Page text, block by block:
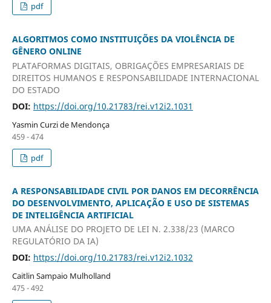
pdf
ALGORITMOS COMO INSTITUIÇÕES DA VIOLÊNCIA DE
GÊNERO ONLINE
PLATAFORMAS DIGITAIS, OBRIGAÇÕES EMPRESARIAIS DE
DIREITOS HUMANOS E RESPONSABILIDADE INTERNACIONAL
DO ESTADO
DOI: https://doi.org/10.21783/rei.v12i2.1031
Yasmin Curzi de Mendonça
459 - 474
pdf
A RESPONSABILIDADE CIVIL POR DANOS EM DECORRÊNCIA
DO DESENVOLVIMENTO, APLICAÇÃO E USO DE SISTEMAS
DE INTELIGÊNCIA ARTIFICIAL
UMA ANÁLISE DO PROJETO DE LEI N. 2.338/23 (MARCO
REGULATÓRIO DA IA)
DOI: https://doi.org/10.21783/rei.v12i2.1032
Caitlin Sampaio Mulholland
475 - 492